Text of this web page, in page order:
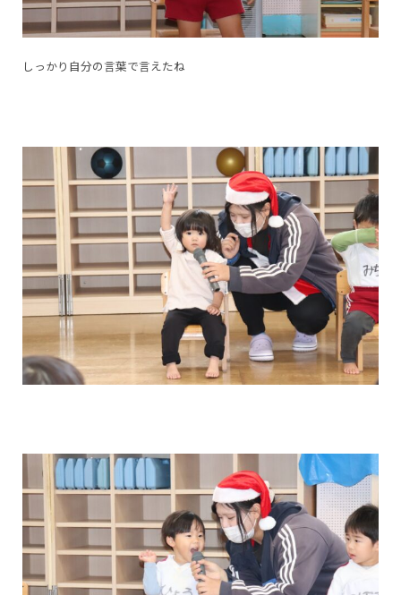
しっかり自分の言葉で言えたね